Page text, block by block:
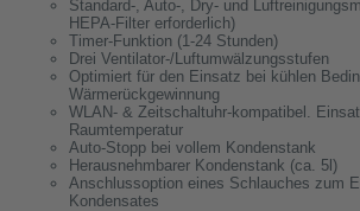
Standard-, Auto-, Dry- und
HEPA-Filter erforderlich)
Timer-Funktion (1-24 Stunden)
Drei Ventilator-/Luftumwälzungsstufen
Optimiert für den Einsatz bei kühlen
Wärmerückgewinnung
WLAN- & Zeitschaltuhr-kompatibel.
Raumtemperatur
Auto-Stopp bei vollem Kondenstank
Herausnehmbarer Kondenstank (ca. 5l)
Anschlussoption eines Schlauches zum
Kondensates